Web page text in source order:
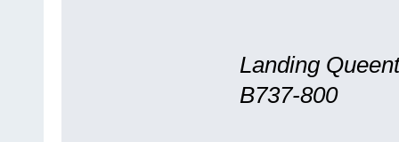
Landing
B737-800